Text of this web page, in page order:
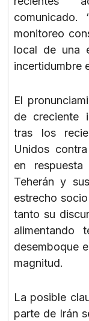
comunicado.
monitoreo
local de una
incertidumbre
El
de creciente
tras los
Unidos
en
Teherán y
estrecho
tanto su
alimentando
desemboque
magnitud.
La posible
parte de Irán